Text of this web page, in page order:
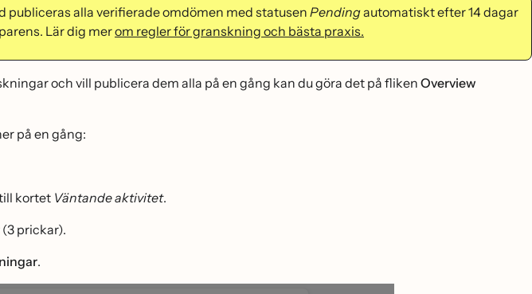
alla verifierade omdömen med statusenPendingautomatiskt efter 14 dagar
Lär dig merom regler för granskning och bästa praxis.
och vill publicera dem alla på en gång kan du göra det på fliken Overview
på en gång:
kortet Väntande aktivitet.
prickar).
.